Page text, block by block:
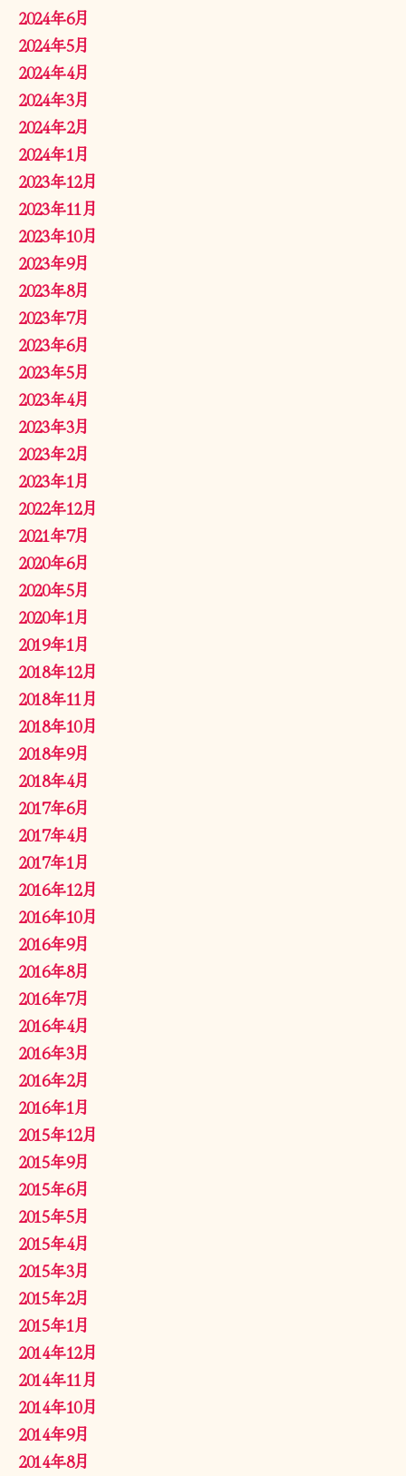
2024年6月
2024年5月
2024年4月
2024年3月
2024年2月
2024年1月
2023年12月
2023年11月
2023年10月
2023年9月
2023年8月
2023年7月
2023年6月
2023年5月
2023年4月
2023年3月
2023年2月
2023年1月
2022年12月
2021年7月
2020年6月
2020年5月
2020年1月
2019年1月
2018年12月
2018年11月
2018年10月
2018年9月
2018年4月
2017年6月
2017年4月
2017年1月
2016年12月
2016年10月
2016年9月
2016年8月
2016年7月
2016年4月
2016年3月
2016年2月
2016年1月
2015年12月
2015年9月
2015年6月
2015年5月
2015年4月
2015年3月
2015年2月
2015年1月
2014年12月
2014年11月
2014年10月
2014年9月
2014年8月